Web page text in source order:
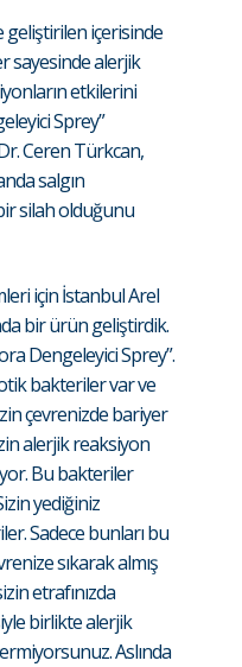
geliştirilen içerisinde
sayesinde alerjik
etkilerini
Sprey”
Ceren Türkcan,
salgın
silah olduğunu
için İstanbul Arel
bir ürün geliştirdik.
Dengeleyici Sprey”.
bakteriler var ve
çevrenizde bariyer
alerjik reaksiyon
Bu bakteriler
yediğiniz
Sadece bunları bu
sıkarak almış
etrafınızda
birlikte alerjik
Aslında